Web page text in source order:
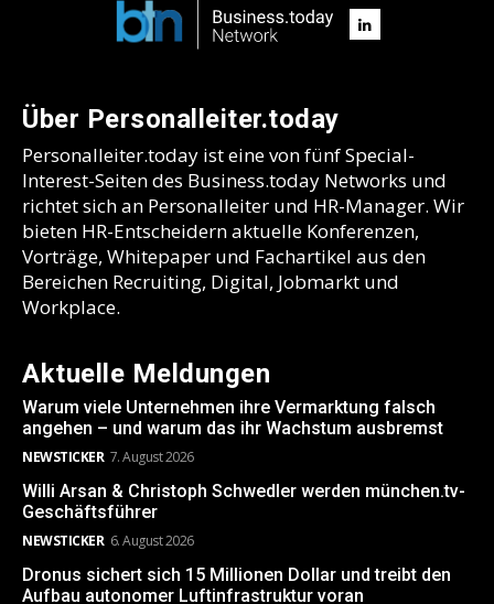
Über Personalleiter.today
Personalleiter.today ist eine von fünf Special-
Interest-Seiten des Business.today Networks und
richtet sich an Personalleiter und HR-Manager. Wir
bieten HR-Entscheidern aktuelle Konferenzen,
Vorträge, Whitepaper und Fachartikel aus den
Bereichen Recruiting, Digital, Jobmarkt und
Workplace.
Aktuelle Meldungen
Warum viele Unternehmen ihre Vermarktung falsch
angehen – und warum das ihr Wachstum ausbremst
NEWSTICKER 7. August 2026
Willi Arsan & Christoph Schwedler werden münchen.tv-
Geschäftsführer
NEWSTICKER 6. August 2026
Dronus sichert sich 15 Millionen Dollar und treibt den
Aufbau autonomer Luftinfrastruktur voran